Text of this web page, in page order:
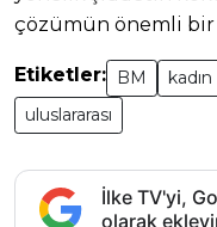
çözümün önemli
Etiketler: BM kadın
uluslararası
İlke TV'yi,
olarak